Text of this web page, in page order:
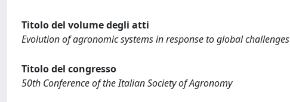
Titolo del volume degli atti
Evolution of agronomic systems in response to global challenges
Titolo del congresso
50th Conference of the Italian Society of Agronomy